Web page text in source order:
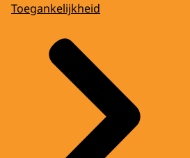
Toegankelijkheid